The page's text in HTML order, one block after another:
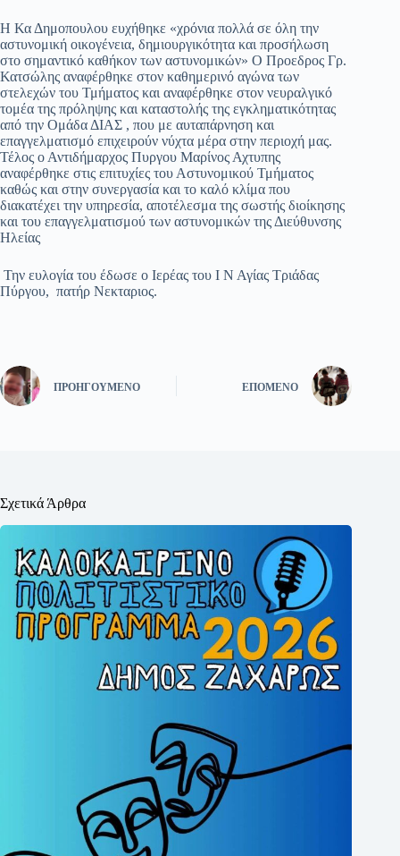
Η Κα Δημοπουλου ευχήθηκε «χρόνια πολλά σε όλη την
αστυνομική οικογένεια, δημιουργικότητα και προσήλωση
στο σημαντικό καθήκον των αστυνομικών» Ο Προεδρος Γρ.
Κατσώλης αναφέρθηκε στον καθημερινό αγώνα των
στελεχών του Τμήματος και αναφέρθηκε στον νευραλγικό
τομέα της πρόληψης και καταστολής της εγκληματικότητας
από την Ομάδα ΔΙΑΣ , που με αυταπάρνηση και
επαγγελματισμό επιχειρούν νύχτα μέρα στην περιοχή μας.
Τέλος ο Αντιδήμαρχος Πυργου Μαρίνος Αχτυπης
αναφέρθηκε στις επιτυχίες του Αστυνομικού Τμήματος
καθώς και στην συνεργασία και το καλό κλίμα που
διακατέχει την υπηρεσία, αποτέλεσμα της σωστής διοίκησης
και του επαγγελματισμού των αστυνομικών της Διεύθυνσης
Ηλείας
Την ευλογία του έδωσε ο Ιερέας του Ι Ν Αγίας Τριάδας
Πύργου, πατήρ Νεκταριος.
ΠΡΟΗΓΟΎΜΕΝΟ ΕΠΌΜΕΝΟ
Σχετικά Άρθρα